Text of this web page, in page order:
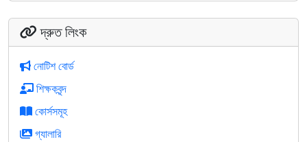
দ্রুত লিংক
নোটিশ বোর্ড
শিক্ষকবৃন্দ
কোর্সসমূহ
গ্যালারি